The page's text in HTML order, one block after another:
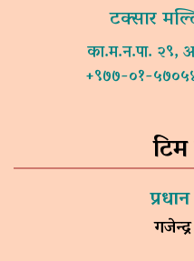
टक्सार
का.म.न.पा. २९,
+९७७-०१-